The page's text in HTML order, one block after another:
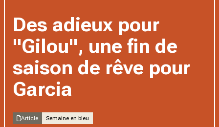
Des adieux pour
"Gilou", une fin de
saison de rêve pour
Garcia
Article Semaine en bleu